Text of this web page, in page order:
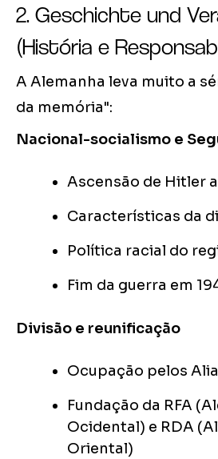
2. Geschichte und
(História e
A Alemanha leva muito a
da memória":
Nacional-socialismo e
Ascensão de Hitler
Características da
Política racial do
Fim da guerra em
Divisão e reunificação
Ocupação pelos
Fundação da RFA
Ocidental) e RDA
Oriental)